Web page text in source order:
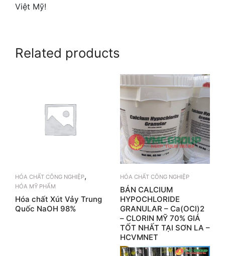
Việt Mỹ!
Related products
HÓA CHẤT CÔNG NGHIỆP,
HÓA MỸ PHẨM
Hóa chất Xút Vảy Trung
Quốc NaOH 98%
HÓA CHẤT CÔNG NGHIỆP
BÁN CALCIUM
HYPOCHLORIDE
GRANULAR – Ca(OCl)2
– CLORIN MỸ 70% GIÁ
TỐT NHẤT TẠI SƠN LA –
HCVMNET